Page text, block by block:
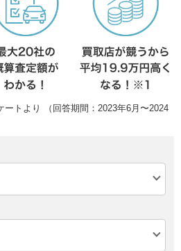
トより （回答期間：2023年6月〜2024